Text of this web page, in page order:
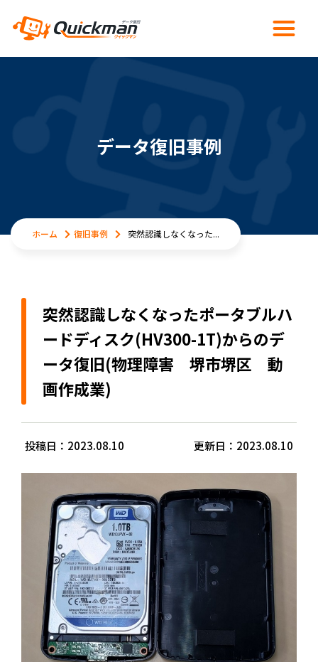
データ復旧事例
ホーム 復旧事例 突然認識しなくなった...
突然認識しなくなったポータブルハ
ードディスク(HV300-1T)からのデ
ータ復旧(物理障害 堺市堺区 動
画作成業)
投稿日：2023.08.10 更新日：2023.08.10